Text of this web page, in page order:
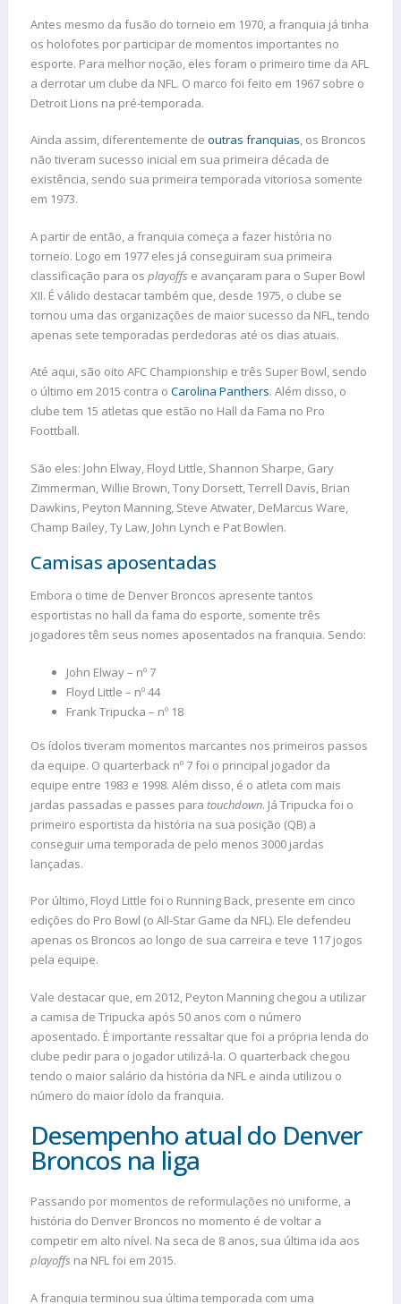
Antes mesmo da fusão do torneio em 1970, a franquia já tinha
os holofotes por participar de momentos importantes no
esporte. Para melhor noção, eles foram o primeiro time da AFL
a derrotar um clube da NFL. O marco foi feito em 1967 sobre o
Detroit Lions na pré-temporada.
Ainda assim, diferentemente de outras franquias, os Broncos
não tiveram sucesso inicial em sua primeira década de
existência, sendo sua primeira temporada vitoriosa somente
em 1973.
A partir de então, a franquia começa a fazer história no
torneio. Logo em 1977 eles já conseguiram sua primeira
classificação para os playoffs e avançaram para o Super Bowl
XII. É válido destacar também que, desde 1975, o clube se
tornou uma das organizações de maior sucesso da NFL, tendo
apenas sete temporadas perdedoras até os dias atuais.
Até aqui, são oito AFC Championship e três Super Bowl, sendo
o último em 2015 contra o Carolina Panthers. Além disso, o
clube tem 15 atletas que estão no Hall da Fama no Pro
Foottball.
São eles: John Elway, Floyd Little, Shannon Sharpe, Gary
Zimmerman, Willie Brown, Tony Dorsett, Terrell Davis, Brian
Dawkins, Peyton Manning, Steve Atwater, DeMarcus Ware,
Champ Bailey, Ty Law, John Lynch e Pat Bowlen.
Camisas aposentadas
Embora o time de Denver Broncos apresente tantos
esportistas no hall da fama do esporte, somente três
jogadores têm seus nomes aposentados na franquia. Sendo:
John Elway – nº 7
Floyd Little – nº 44
Frank Tripucka – nº 18
Os ídolos tiveram momentos marcantes nos primeiros passos
da equipe. O quarterback nº 7 foi o principal jogador da
equipe entre 1983 e 1998. Além disso, é o atleta com mais
jardas passadas e passes para touchdown. Já Tripucka foi o
primeiro esportista da história na sua posição (QB) a
conseguir uma temporada de pelo menos 3000 jardas
lançadas.
Por último, Floyd Little foi o Running Back, presente em cinco
edições do Pro Bowl (o All-Star Game da NFL). Ele defendeu
apenas os Broncos ao longo de sua carreira e teve 117 jogos
pela equipe.
Vale destacar que, em 2012, Peyton Manning chegou a utilizar
a camisa de Tripucka após 50 anos com o número
aposentado. É importante ressaltar que foi a própria lenda do
clube pedir para o jogador utilizá-la. O quarterback chegou
tendo o maior salário da história da NFL e ainda utilizou o
número do maior ídolo da franquia.
Desempenho atual do Denver
Broncos na liga
Passando por momentos de reformulações no uniforme, a
história do Denver Broncos no momento é de voltar a
competir em alto nível. Na seca de 8 anos, sua última ida aos
playoffs na NFL foi em 2015.
A franquia terminou sua última temporada com uma